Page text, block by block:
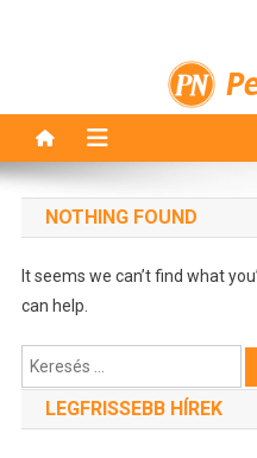
NOTHING FOUND
It seems we can’t find what
can help.
Keresés:
LEGFRISSEBB HÍREK